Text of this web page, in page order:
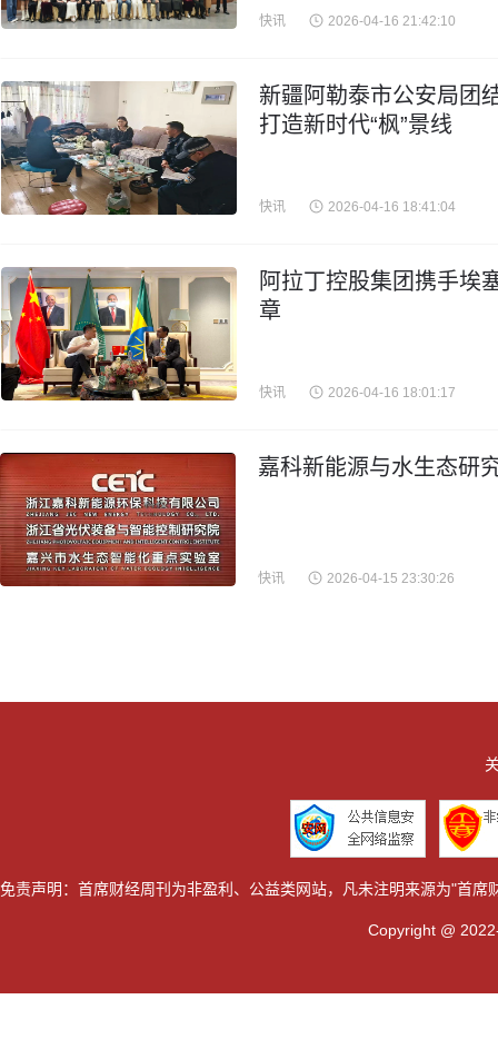
快讯 2026-04-16 21:42:10
新疆阿勒泰市公安局团
打造新时代“枫”景线
快讯 2026-04-16 18:41:04
阿拉丁控股集团携手埃
章
快讯 2026-04-16 18:01:17
嘉科新能源与水生态研
快讯 2026-04-15 23:30:26
免责声明：首席财经周刊为非盈利、公益类网站，凡未注明来源为"首
Copyright @